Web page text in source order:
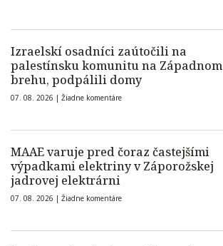
Izraelskí osadníci zaútočili na
palestínsku komunitu na Západnom
brehu, podpálili domy
07. 08. 2026 | Žiadne komentáre
MAAE varuje pred čoraz častejšími
výpadkami elektriny v Záporožskej
jadrovej elektrárni
07. 08. 2026 | Žiadne komentáre